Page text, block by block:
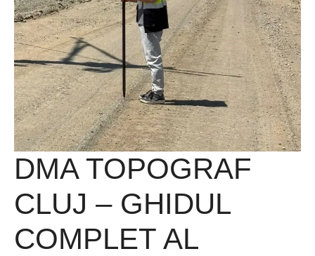
DMA TOPOGRAF
CLUJ – GHIDUL
COMPLET AL